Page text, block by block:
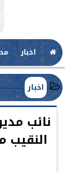
اخبار
اخبار
نائب